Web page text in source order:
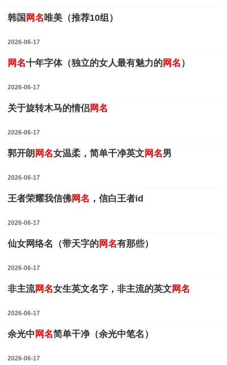
韩国 网名唯美（推荐10组）
2026-06-17
网名十年字体（独立的女人最有魅力的网名 ）
2026-06-17
关于旋转木马的情侣网名
2026-06-17
郭开朗 网名女温柔，简单干净英文网名男
2026-06-17
王者荣耀我信佛网名 ，信白王者id
2026-06-17
仙女网络名（带天字的网名有那些）
2026-06-17
非主流网名女生英文名字，非主流的英文网名
2026-06-17
余光中 网名简单干净（余光中笔名）
2026-06-17